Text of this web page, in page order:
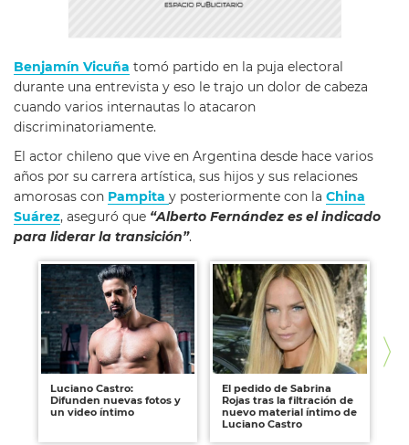
Benjamín Vicuña tomó partido en la puja electoral
durante una entrevista y eso le trajo un dolor de cabeza
cuando varios internautas lo atacaron
discriminatoriamente.
El actor chileno que vive en Argentina desde hace varios
años por su carrera artística, sus hijos y sus relaciones
amorosas con Pampita y posteriormente con la China
Suárez, aseguró que “Alberto Fernández es el indicado
para liderar la transición”.
Luciano Castro:
Difunden nuevas fotos y
un video íntimo
El pedido de Sabrina
Rojas tras la filtración de
nuevo material íntimo de
Luciano Castro